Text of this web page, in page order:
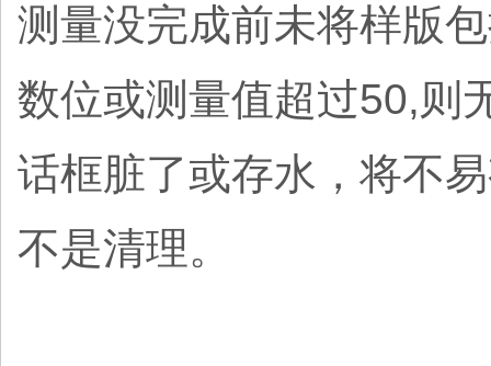
测量没完成前未将样版
数位或测量值超过50,则
话框脏了或存水，将不
不是清理。